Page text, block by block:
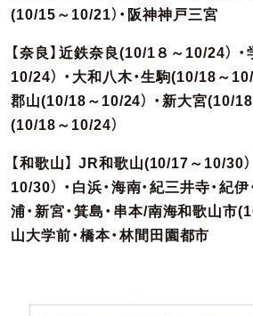
(10/15～10/21）・阪神神戸三宮
【奈良】近鉄奈良(10/1８～10/24）
10/24） ・大和八木・生駒(10/18～10/
郡山(10/18～10/24） ・新大宮(10/
(10/18～10/24）
【和歌山】 JR和歌山(10/17～10/30
10/30） ・白浜・海南・紀三井寺・紀
浦・新宮・箕島・串本/南海和歌山市
山大学前・橋本・林間田園都市